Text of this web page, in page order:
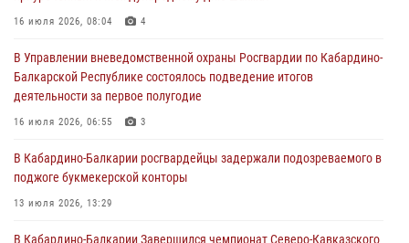
01 августа 2026, 00:10
Росгвардия обеспечивает безопасность граждан на южном
направлении
16 июля 2026, 08:04 4
В Управлении вневедомственной охраны Росгвардии по Кабардино-
Балкарской Республике состоялось подведение итогов
деятельности за первое полугодие
16 июля 2026, 06:55 3
В Кабардино-Балкарии росгвардейцы задержали подозреваемого в
поджоге букмекерской конторы
13 июля 2026, 13:29
В Кабардино-Балкарии Завершился чемпионат Северо-Кавказского